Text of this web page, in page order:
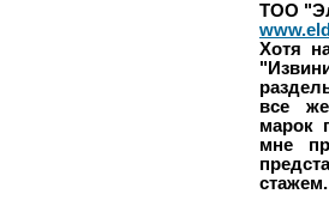
ТОО
Хотя
все
марок
мне
стажем.